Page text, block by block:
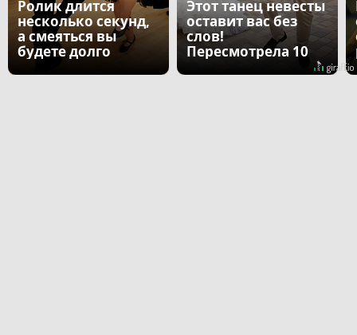
Ролик длится
несколько секунд,
а смеяться вы
будете долго
Этот танец невесты
оставит вас без
слов!
Пересмотрела 10